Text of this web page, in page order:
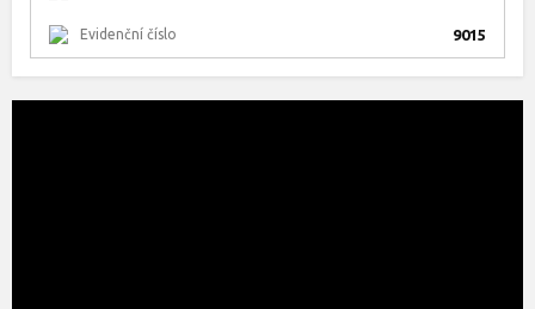
Evidenční číslo 9015